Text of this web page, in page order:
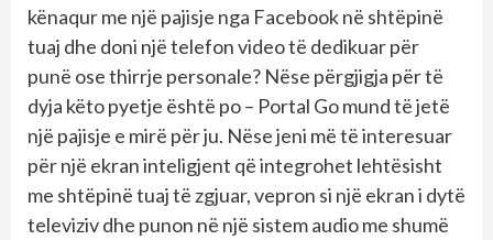
kënaqur me një pajisje nga Facebook në shtëpinë
tuaj dhe doni një telefon video të dedikuar për
punë ose thirrje personale? Nëse përgjigja për të
dyja këto pyetje është po – Portal Go mund të jetë
një pajisje e mirë për ju. Nëse jeni më të interesuar
për një ekran inteligjent që integrohet lehtësisht
me shtëpinë tuaj të zgjuar, vepron si një ekran i dytë
televiziv dhe punon në një sistem audio me shumë